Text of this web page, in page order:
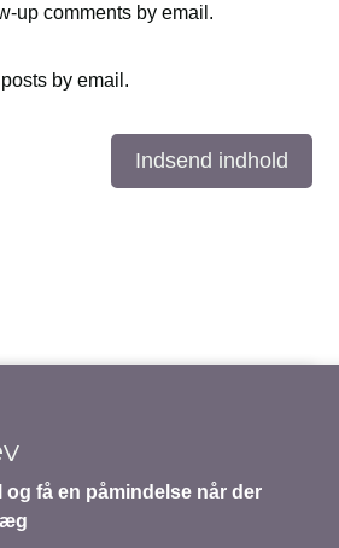
up comments by email.
by email.
Indsend indhold
og få en påmindelse når der